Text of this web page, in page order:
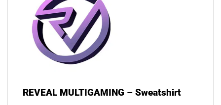
REVEAL MULTIGAMING – Sweatshirt